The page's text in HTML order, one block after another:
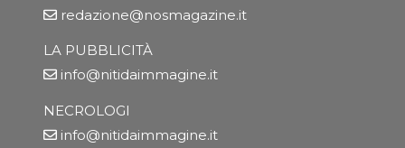
redazione@nosmagazine.it
LA PUBBLICITÀ
info@nitidaimmagine.it
NECROLOGI
info@nitidaimmagine.it